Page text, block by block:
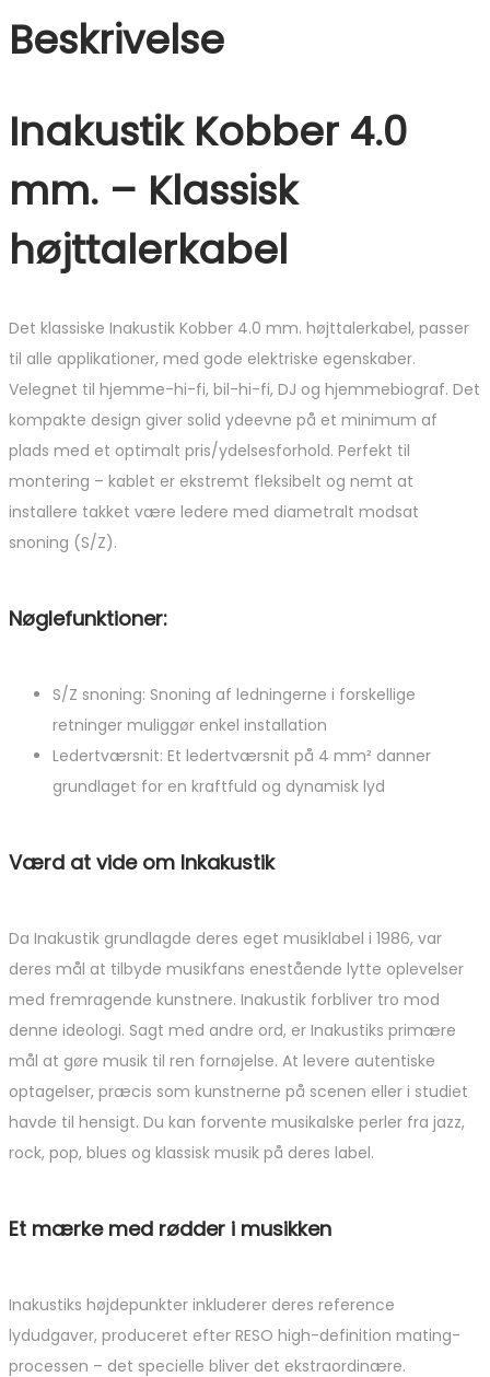
Beskrivelse
Inakustik Kobber 4.0
mm. – Klassisk
højttalerkabel
Det klassiske Inakustik Kobber 4.0 mm. højttalerkabel, passer
til alle applikationer, med gode elektriske egenskaber.
Velegnet til hjemme-hi-fi, bil-hi-fi, DJ og hjemmebiograf. Det
kompakte design giver solid ydeevne på et minimum af
plads med et optimalt pris/ydelsesforhold. Perfekt til
montering – kablet er ekstremt fleksibelt og nemt at
installere takket være ledere med diametralt modsat
snoning (S/Z).
Nøglefunktioner:
S/Z snoning: Snoning af ledningerne i forskellige
retninger muliggør enkel installation
Ledertværsnit: Et ledertværsnit på 4 mm² danner
grundlaget for en kraftfuld og dynamisk lyd
Værd at vide om Inkakustik
Da Inakustik grundlagde deres eget musiklabel i 1986, var
deres mål at tilbyde musikfans enestående lytte oplevelser
med fremragende kunstnere. Inakustik forbliver tro mod
denne ideologi. Sagt med andre ord, er Inakustiks primære
mål at gøre musik til ren fornøjelse. At levere autentiske
optagelser, præcis som kunstnerne på scenen eller i studiet
havde til hensigt. Du kan forvente musikalske perler fra jazz,
rock, pop, blues og klassisk musik på deres label.
Et mærke med rødder i musikken
Inakustiks højdepunkter inkluderer deres reference
lydudgaver, produceret efter RESO high-definition mating-
processen – det specielle bliver det ekstraordinære.